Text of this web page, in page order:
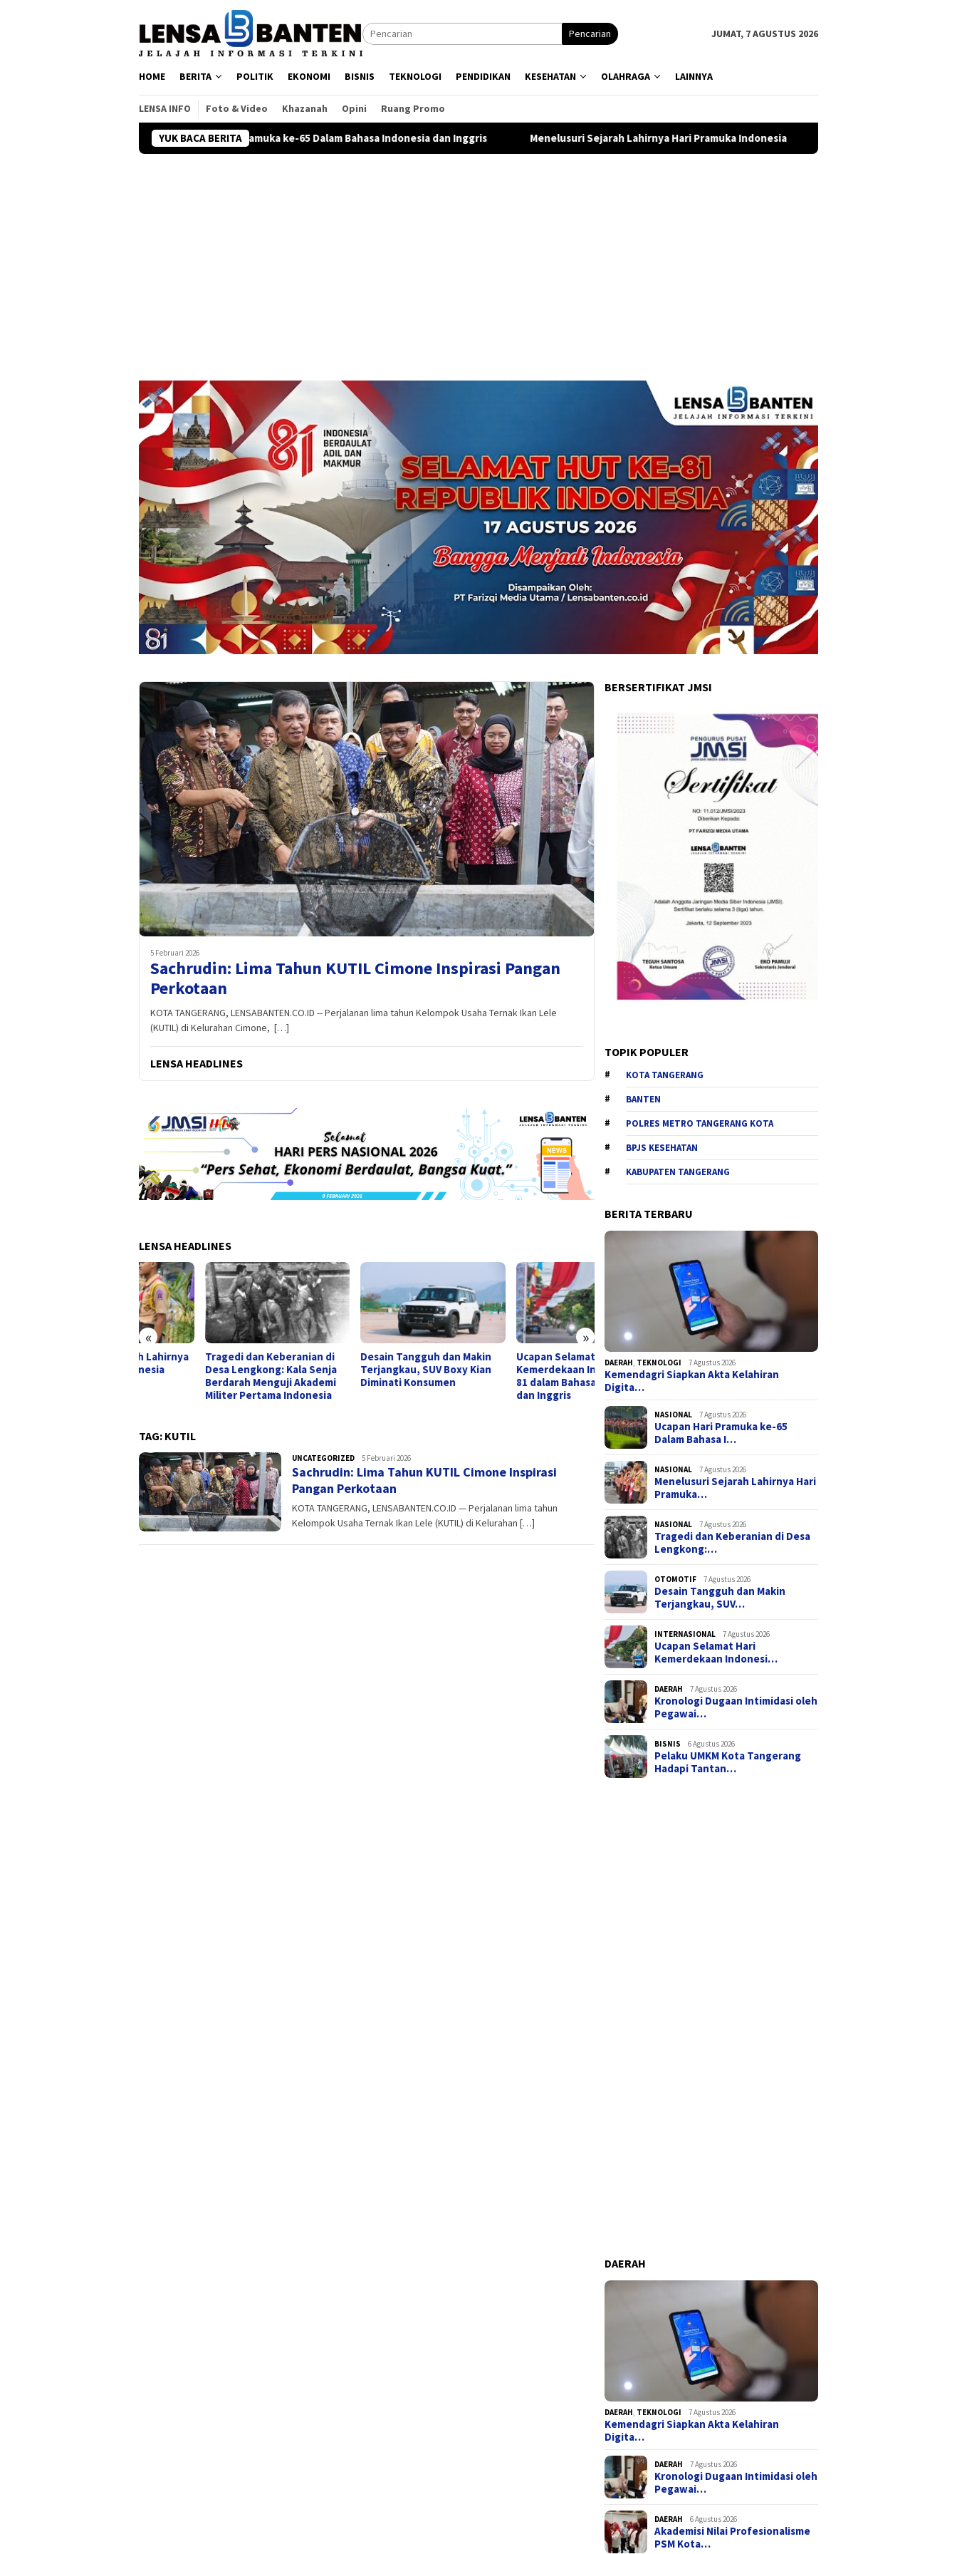
Pencarian JUMAT, 7 AGUSTUS 2026
HOME BERITA POLITIK EKONOMI BISNIS TEKNOLOGI PENDIDIKAN KESEHATAN OLAHRAGA LAINNYA
LENSA INFO Foto & Video Khazanah Opini Ruang Promo
YUK BACA BERITA
Ucapan Hari Pramuka ke-65 Dalam Bahasa Indonesia dan Inggris Menelusuri Sejarah Lahirnya Hari Pramuka Indonesia Tragedi dan Keberanian di Desa
5 Februari 2026
Sachrudin: Lima Tahun KUTIL Cimone Inspirasi Pangan
Perkotaan
KOTA TANGERANG, LENSABANTEN.CO.ID -- Perjalanan lima tahun Kelompok Usaha Ternak Ikan Lele
(KUTIL) di Kelurahan Cimone, […]
LENSA HEADLINES
LENSA HEADLINES
« »
Tragedi dan Keberanian di
Desa Lengkong: Kala Senja
Berdarah Menguji Akademi
Militer Pertama Indonesia
Desain Tangguh dan Makin
Terjangkau, SUV Boxy Kian
Diminati Konsumen
Ucapan Selamat Hari
Kemerdekaan Indonesia ke-
81 dalam Bahasa Indonesia
Kemendagri Siapkan Akta
Kelahiran Digital via IKD,
Kota Tangerang Sudah
Terapkan Lebih Dulu
Ucapan Hari Pramuka ke-65
Dalam Bahasa Indonesia dan
Inggris
TAG: KUTIL
UNCATEGORIZED admin
5 Februari 2026
Sachrudin: Lima Tahun KUTIL Cimone Inspirasi
Pangan Perkotaan
KOTA TANGERANG, LENSABANTEN.CO.ID — Perjalanan lima tahun
Kelompok Usaha Ternak Ikan Lele (KUTIL) di Kelurahan […]
BERSERTIFIKAT JMSI
TOPIK POPULER
KOTA TANGERANG
BANTEN
POLRES METRO TANGERANG KOTA
BPJS KESEHATAN
KABUPATEN TANGERANG
BERITA TERBARU
DAERAH, TEKNOLOGI 7 Agustus 2026
Kemendagri Siapkan Akta Kelahiran
Digita…
NASIONAL 7 Agustus 2026
Ucapan Hari Pramuka ke-65
Dalam Bahasa I…
NASIONAL 7 Agustus 2026
Menelusuri Sejarah Lahirnya Hari
Pramuka…
NASIONAL 7 Agustus 2026
Tragedi dan Keberanian di Desa
Lengkong:…
OTOMOTIF 7 Agustus 2026
Desain Tangguh dan Makin
Terjangkau, SUV…
INTERNASIONAL 7 Agustus 2026
Ucapan Selamat Hari
Kemerdekaan Indonesi…
DAERAH 7 Agustus 2026
Kronologi Dugaan Intimidasi oleh
Pegawai…
BISNIS 6 Agustus 2026
Pelaku UMKM Kota Tangerang
Hadapi Tantan…
DAERAH
DAERAH, TEKNOLOGI 7 Agustus 2026
Kemendagri Siapkan Akta Kelahiran
Digita…
DAERAH 7 Agustus 2026
Kronologi Dugaan Intimidasi oleh
Pegawai…
DAERAH 6 Agustus 2026
Akademisi Nilai Profesionalisme
PSM Kota…